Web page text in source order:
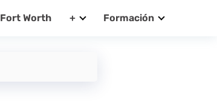
Fort Worth + Formación